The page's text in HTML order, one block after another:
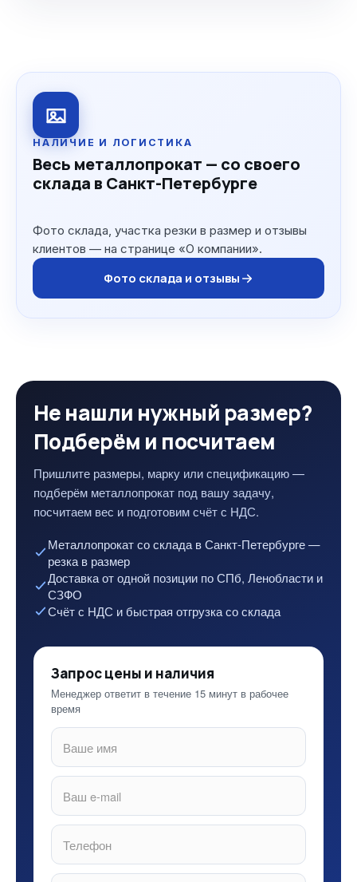
НАЛИЧИЕ И ЛОГИСТИКА
Весь металлопрокат — со своего
склада в Санкт-Петербурге
Фото склада, участка резки в размер и отзывы
клиентов — на странице «О компании».
Фото склада и отзывы
Не нашли нужный размер?
Подберём и посчитаем
Пришлите размеры, марку или спецификацию —
подберём металлопрокат под вашу задачу,
посчитаем вес и подготовим счёт с НДС.
Металлопрокат со склада в Санкт-Петербурге —
резка в размер
Доставка от одной позиции по СПб, Ленобласти и
СЗФО
Счёт с НДС и быстрая отгрузка со склада
Запрос цены и наличия
Менеджер ответит в течение 15 минут в рабочее
время